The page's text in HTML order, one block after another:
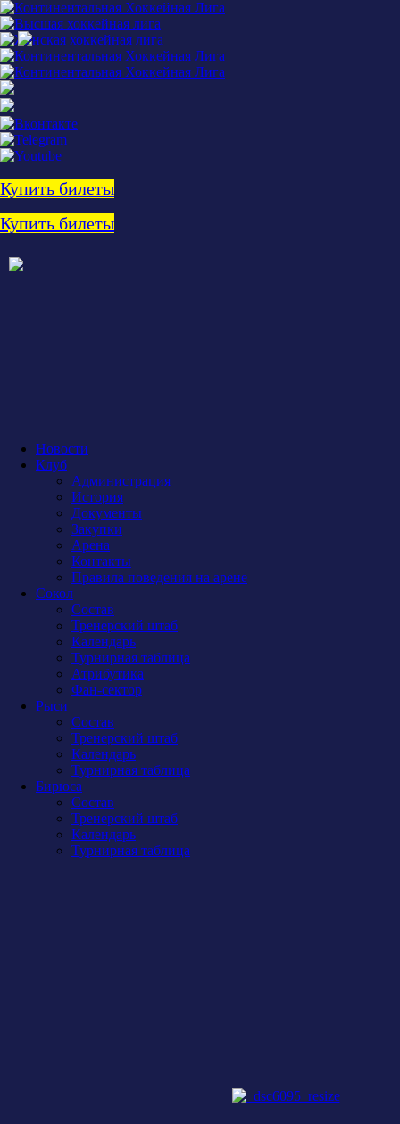
Купить билеты
Купить билеты
Новости
Клуб
Администрация
История
Документы
Закупки
Арена
Контакты
Правила поведения на арене
Сокол
Состав
Тренерский штаб
Календарь
Турнирная таблица
Атрибутика
Фан-сектор
Рыси
Состав
Тренерский штаб
Календарь
Турнирная таблица
Бирюса
Состав
Тренерский штаб
Календарь
Турнирная таблица